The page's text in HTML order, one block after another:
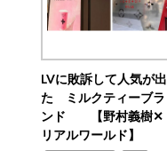
LVに敗訴して人気が出
た ミルクティーブラ
ンド 【野村義樹✕
リアルワールド】